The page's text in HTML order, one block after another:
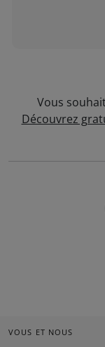
Vous
Découvrez
VOUS ET NOUS